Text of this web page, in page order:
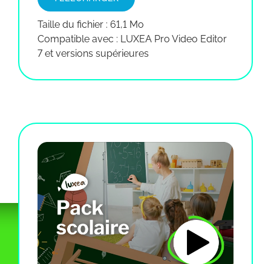
Taille du fichier : 61,1 Mo
Compatible avec : LUXEA Pro Video Editor
7 et versions supérieures